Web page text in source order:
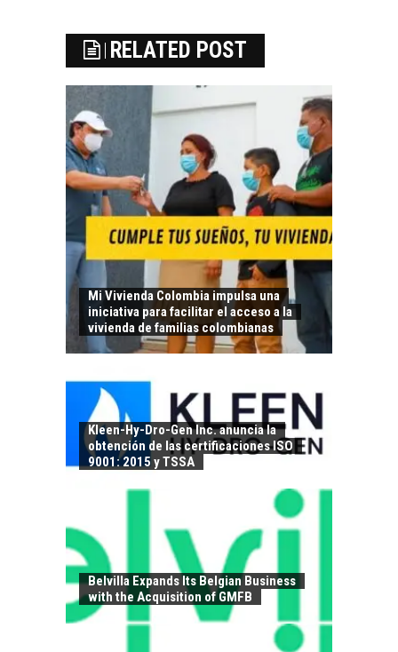
RELATED POST
Mi Vivienda Colombia impulsa una
iniciativa para facilitar el acceso a la
vivienda de familias colombianas
Kleen-Hy-Dro-Gen Inc. anuncia la
obtención de las certificaciones ISO
9001: 2015 y TSSA
Belvilla Expands Its Belgian Business
with the Acquisition of GMFB
TRANSFORMACIÓN
DE LOS RECURSOS
HUMANOS EN LAS
EMPRESAS
CHILENAS